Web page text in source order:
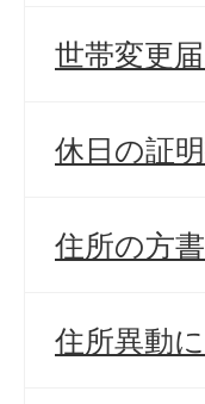
世帯変更
休日の証
住所の方
住所異動